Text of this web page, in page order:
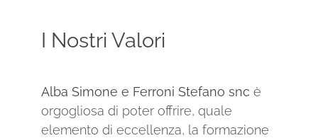
I Nostri Valori
Alba Simone e Ferroni Stefano snc è
orgogliosa di poter offrire, quale
elemento di eccellenza, la formazione